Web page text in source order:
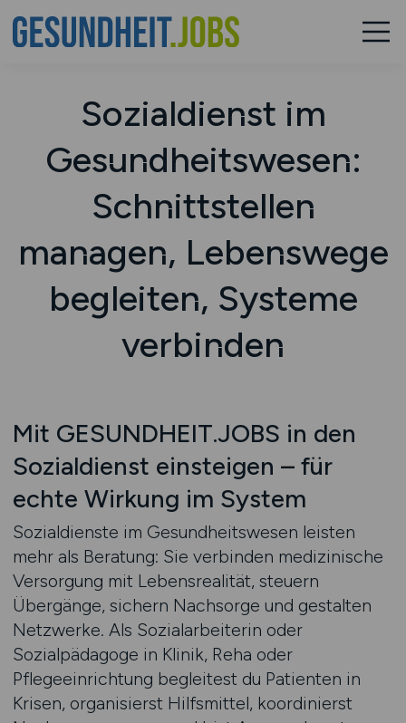
Sozialdienst im
Gesundheitswesen:
Schnittstellen
managen, Lebenswege
begleiten, Systeme
verbinden
Mit GESUNDHEIT.JOBS in den
Sozialdienst einsteigen – für
echte Wirkung im System
Sozialdienste im Gesundheitswesen leisten
mehr als Beratung: Sie verbinden medizinische
Versorgung mit Lebensrealität, steuern
Übergänge, sichern Nachsorge und gestalten
Netzwerke. Als Sozialarbeiterin oder
Sozialpädagoge in Klinik, Reha oder
Pflegeeinrichtung begleitest du Patienten in
Krisen, organisierst Hilfsmittel, koordinierst